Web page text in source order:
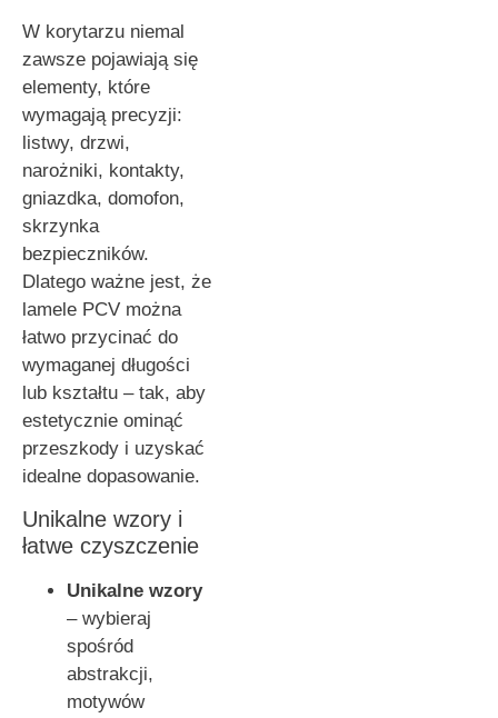
W korytarzu niemal
zawsze pojawiają się
elementy, które
wymagają precyzji:
listwy, drzwi,
narożniki, kontakty,
gniazdka, domofon,
skrzynka
bezpieczników.
Dlatego ważne jest, że
lamele PCV można
łatwo przycinać do
wymaganej długości
lub kształtu – tak, aby
estetycznie ominąć
przeszkody i uzyskać
idealne dopasowanie.
Unikalne wzory i
łatwe czyszczenie
Unikalne wzory
– wybieraj
spośród
abstrakcji,
motywów